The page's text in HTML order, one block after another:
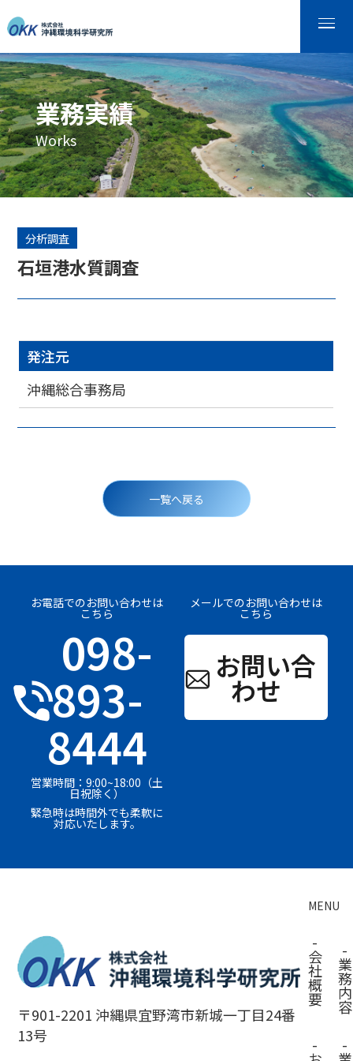
業務実績
Works
石垣港水質調査
分析調査
発注元
沖縄総合事務局
ョ
一覧へ戻る
お電話でのお問い合わせは
こちら
098-
893-
8444
営業時間：9:00~18:00（土
日祝除く）
緊急時は時間外でも柔軟に
対応いたします。
メールでのお問い合わせは
こちら
お問い合
わせ
〒901-2201 沖縄県宜野湾市新城一丁目24番
13号
MENU
-
会
社
概
要
-
業
務
内
容
-
-